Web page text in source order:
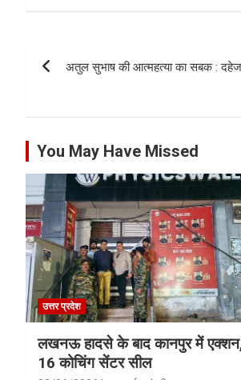
navigation
अतुल सुभाष की आत्महत्या का सबक :
You May Have Missed
उत्तर प्रदेश
लखनऊ हादसे के बाद कानपुर में
16 कोचिंग सेंटर सील